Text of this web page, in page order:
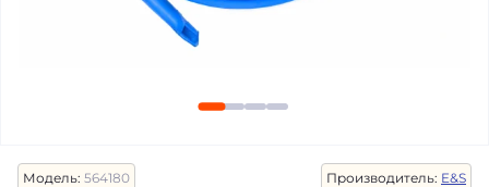
Модель: 564180 Производитель: E&S